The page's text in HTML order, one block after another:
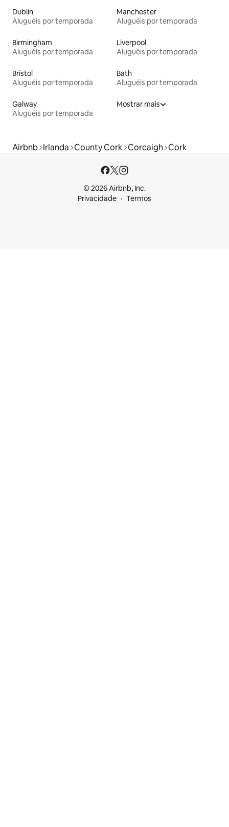
Dublin
Aluguéis por temporada
Manchester
Aluguéis por temporada
Birmingham
Aluguéis por temporada
Liverpool
Aluguéis por temporada
Bristol
Aluguéis por temporada
Bath
Aluguéis por temporada
Galway
Aluguéis por temporada
Mostrar mais
Airbnb Irlanda County Cork Corcaigh Cork
© 2026 Airbnb, Inc.
Privacidade
Termos